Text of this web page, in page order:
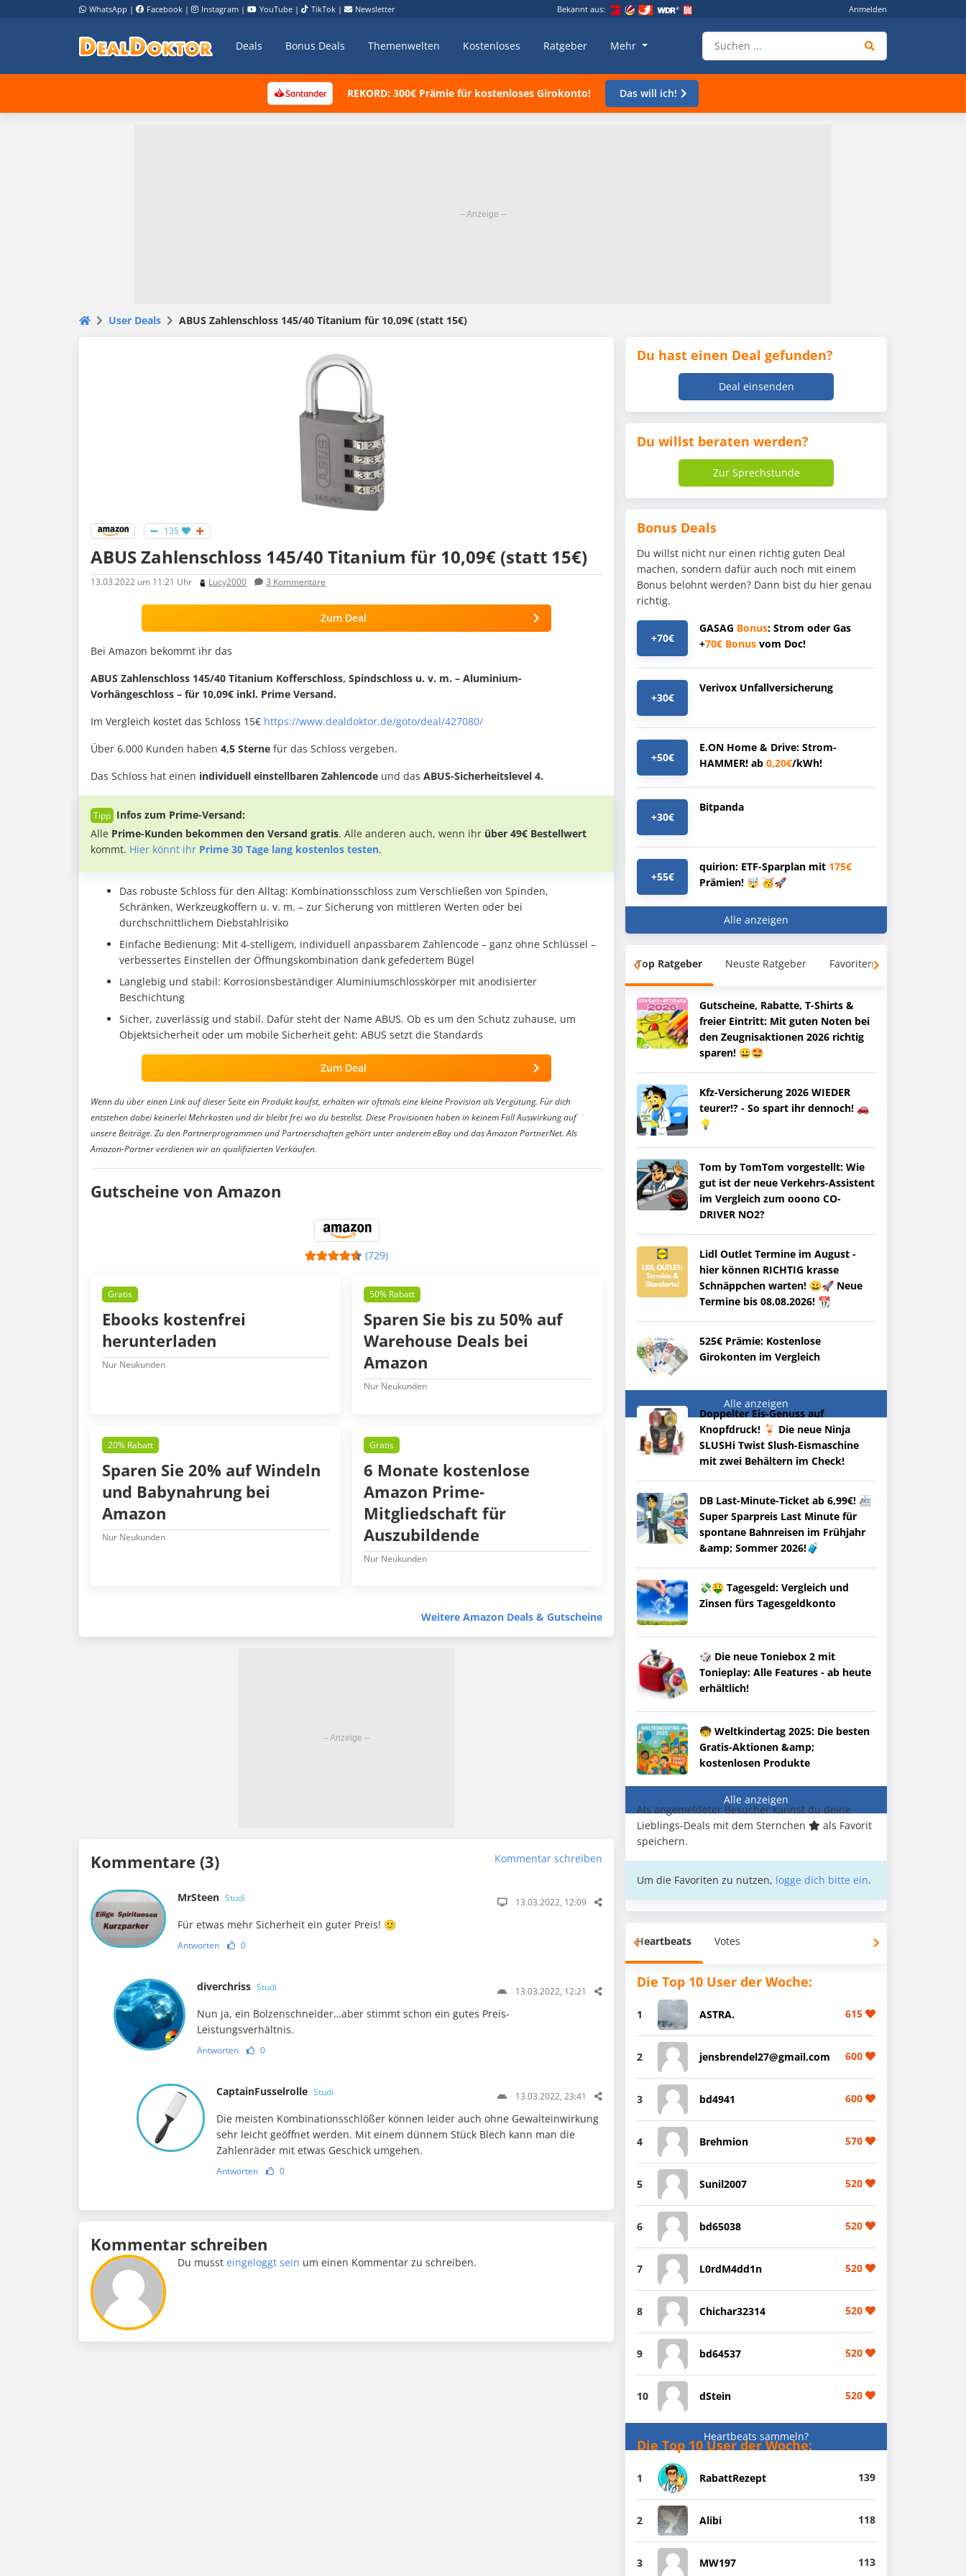
WhatsApp | Facebook | Instagram | YouTube | TikTok | Newsletter Bekannt aus: Anmelden
Deals Bonus Deals Themenwelten Kostenloses Ratgeber Mehr
REKORD: 300€ Prämie für kostenloses Girokonto! Das will ich!
User Deals ABUS Zahlenschloss 145/40 Titanium für 10,09€ (statt 15€)
135
ABUS Zahlenschloss 145/40 Titanium für 10,09€ (statt 15€)
13.03.2022 um 11:21 Uhr Lucy2000 3 Kommentare
Zum Deal
Bei Amazon bekommt ihr das
ABUS Zahlenschloss 145/40 Titanium Kofferschloss, Spindschloss u. v. m. – Aluminium-
Vorhängeschloss – für 10,09€ inkl. Prime Versand.
Im Vergleich kostet das Schloss 15€ https://www.dealdoktor.de/goto/deal/427080/
Über 6.000 Kunden haben 4,5 Sterne für das Schloss vergeben.
Das Schloss hat einen individuell einstellbaren Zahlencode und das ABUS-Sicherheitslevel 4.
Infos zum Prime-Versand:
Alle Prime-Kunden bekommen den Versand gratis. Alle anderen auch, wenn ihr über 49€ Bestellwert
kommt. Hier könnt ihr Prime 30 Tage lang kostenlos testen.
Das robuste Schloss für den Alltag: Kombinationsschloss zum Verschließen von Spinden,
Schränken, Werkzeugkoffern u. v. m. – zur Sicherung von mittleren Werten oder bei
durchschnittlichem Diebstahlrisiko
Einfache Bedienung: Mit 4-stelligem, individuell anpassbarem Zahlencode – ganz ohne Schlüssel –
verbessertes Einstellen der Öffnungskombination dank gefedertem Bügel
Langlebig und stabil: Korrosionsbeständiger Aluminiumschlosskörper mit anodisierter
Beschichtung
Sicher, zuverlässig und stabil. Dafür steht der Name ABUS. Ob es um den Schutz zuhause, um
Objektsicherheit oder um mobile Sicherheit geht: ABUS setzt die Standards
Zum Deal
Wenn du über einen Link auf dieser Seite ein Produkt kaufst, erhalten wir oftmals eine kleine Provision als Vergütung. Für dich
entstehen dabei keinerlei Mehrkosten und dir bleibt frei wo du bestellst. Diese Provisionen haben in keinem Fall Auswirkung auf
unsere Beiträge. Zu den Partnerprogrammen und Partnerschaften gehört unter anderem eBay und das Amazon PartnerNet. Als
Amazon-Partner verdienen wir an qualifizierten Verkäufen.
Gutscheine von Amazon
(729)
Gratis
Ebooks kostenfrei
herunterladen
Nur Neukunden
50% Rabatt
Sparen Sie bis zu 50% auf
Warehouse Deals bei
Amazon
Nur Neukunden
20% Rabatt
Sparen Sie 20% auf Windeln
und Babynahrung bei
Amazon
Nur Neukunden
Gratis
6 Monate kostenlose
Amazon Prime-
Mitgliedschaft für
Auszubildende
Nur Neukunden
Weitere Amazon Deals & Gutscheine
Kommentare (3) Kommentar schreiben
MrSteen Studi 13.03.2022, 12:09
Für etwas mehr Sicherheit ein guter Preis! 🙂
Antworten 0
diverchriss Studi 13.03.2022, 12:21
Nun ja, ein Bolzenschneider…aber stimmt schon ein gutes Preis-
Leistungsverhältnis.
Antworten 0
CaptainFusselrolle Studi 13.03.2022, 23:41
Die meisten Kombinationsschlößer können leider auch ohne Gewalteinwirkung
sehr leicht geöffnet werden. Mit einem dünnem Stück Blech kann man die
Zahlenräder mit etwas Geschick umgehen.
Antworten 0
Kommentar schreiben
Du mussteingeloggt sein um einen Kommentar zu schreiben.
Du hast einen Deal gefunden?
Deal einsenden
Du willst beraten werden?
Zur Sprechstunde
Bonus Deals
Du willst nicht nur einen richtig guten Deal
machen, sondern dafür auch noch mit einem
Bonus belohnt werden? Dann bist du hier genau
richtig.
+70€
GASAG Bonus: Strom oder Gas
+70€ Bonus vom Doc!
+30€
Verivox Unfallversicherung
+50€
E.ON Home & Drive: Strom-
HAMMER! ab 0,20€/kWh!
+30€
Bitpanda
+55€
quirion: ETF-Sparplan mit 175€
Prämien! 🤯 🥳🚀
Alle anzeigen
Top Ratgeber Neuste Ratgeber Favoriten
Gutscheine, Rabatte, T-Shirts &
freier Eintritt: Mit guten Noten bei
den Zeugnisaktionen 2026 richtig
sparen! 😀🤩
Kfz-Versicherung 2026 WIEDER
teurer!? - So spart ihr dennoch! 🚗
💡
Tom by TomTom vorgestellt: Wie
gut ist der neue Verkehrs-Assistent
im Vergleich zum ooono CO-
DRIVER NO2?
Lidl Outlet Termine im August -
hier können RICHTIG krasse
Schnäppchen warten! 😀🚀 Neue
Termine bis 08.08.2026! 📆
525€ Prämie: Kostenlose
Girokonten im Vergleich
Alle anzeigen
Doppelter Eis-Genuss auf
Knopfdruck! 🍹 Die neue Ninja
SLUSHi Twist Slush-Eismaschine
mit zwei Behältern im Check!
DB Last-Minute-Ticket ab 6,99€! 🚈
Super Sparpreis Last Minute für
spontane Bahnreisen im Frühjahr
&amp; Sommer 2026!🧳
💸🤑 Tagesgeld: Vergleich und
Zinsen fürs Tagesgeldkonto
🎲 Die neue Toniebox 2 mit
Tonieplay: Alle Features - ab heute
erhältlich!
🧒 Weltkindertag 2025: Die besten
Gratis-Aktionen &amp;
kostenlosen Produkte
Alle anzeigen
Als angemeldeter Besucher kannst du deine
Lieblings-Deals mit dem Sternchen
als Favorit
speichern.
Um die Favoriten zu nutzen, logge dich bitte ein.
Heartbeats Votes
Die Top 10 User der Woche:
1 ASTRA. 615
2 jensbrendel27@gmail.com 600
3 bd4941 600
4 Brehmion 570
5 Sunil2007 520
6 bd65038 520
7 L0rdM4dd1n 520
8 Chichar32314 520
9 bd64537 520
10 dStein 520
Heartbeats sammeln?
Die Top 10 User der Woche:
1 RabattRezept 139
2 Alibi 118
3 MW197 113